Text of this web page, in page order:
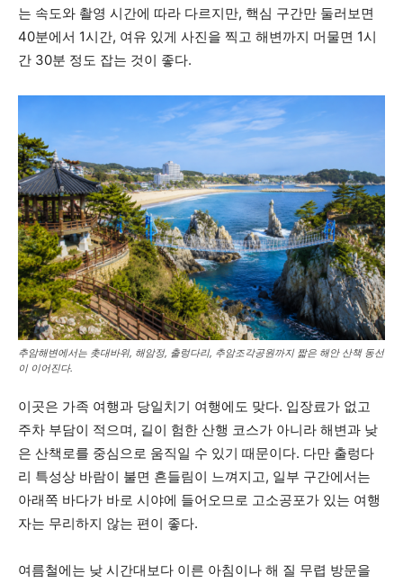
는 속도와 촬영 시간에 따라 다르지만, 핵심 구간만 둘러보면
40분에서 1시간, 여유 있게 사진을 찍고 해변까지 머물면 1시
간 30분 정도 잡는 것이 좋다.
추암해변에서는 촛대바위, 해암정, 출렁다리, 추암조각공원까지 짧은 해안 산책 동선
이 이어진다.
이곳은 가족 여행과 당일치기 여행에도 맞다. 입장료가 없고
주차 부담이 적으며, 길이 험한 산행 코스가 아니라 해변과 낮
은 산책로를 중심으로 움직일 수 있기 때문이다. 다만 출렁다
리 특성상 바람이 불면 흔들림이 느껴지고, 일부 구간에서는
아래쪽 바다가 바로 시야에 들어오므로 고소공포가 있는 여행
자는 무리하지 않는 편이 좋다.
여름철에는 낮 시간대보다 이른 아침이나 해 질 무렵 방문을